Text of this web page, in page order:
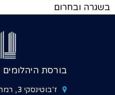
בשגרה ובחרום
בורסת
ז'בוטינסקי 3, רמת גן